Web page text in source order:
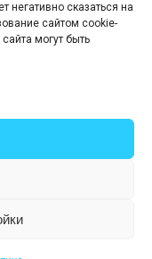
негативно сказаться на
сайтом cookie-
могут быть